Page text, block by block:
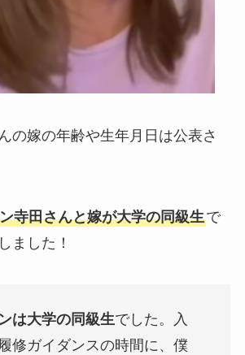
の嫁の年齢や生年月日は公表さ
寺田さんと嫁が大学の同級生で
ました！
は大学の同級生でした。入
修ガイダンスの時間に、僕